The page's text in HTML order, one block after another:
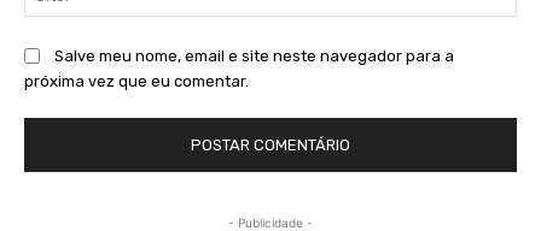
Salve meu nome, email e site neste navegador para a
próxima vez que eu comentar.
- Publicidade -